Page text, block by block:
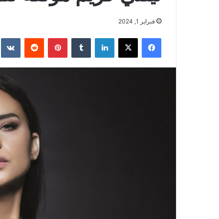
فبراير 1, 2024
فيسبوك ‫X لينكدإن بينتيريست